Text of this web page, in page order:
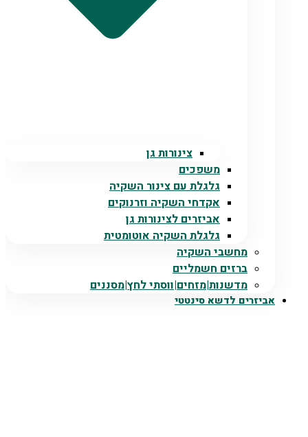
צינורות גן
משפכים
גלגלת עם צינור השקיה
אקדחי השקיה וזרנוקים
אביזרים לצינורות גן
גלגלת השקיה אוטומטית
מחשבי השקיה
ברזים חשמליים
מדשנות|מזחים|ווסתי לחץ|מסננים
אביזרים לדשא סינטטי